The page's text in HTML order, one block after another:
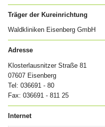
Träger der Kureinrichtung
Waldkliniken Eisenberg GmbH
Adresse
Klosterlausnitzer Straße 81
07607 Eisenberg
Tel: 036691 - 80
Fax: 036691 - 811 25
Internet